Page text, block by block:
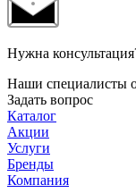
Нужна
Наши специалисты
Задать вопрос
Каталог
Акции
Услуги
Бренды
Компания